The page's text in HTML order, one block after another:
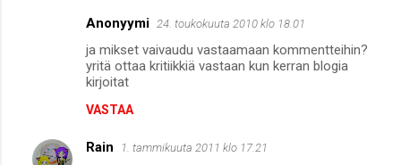
Anonyymi 24. toukokuuta 2010 klo 18.01
ja mikset vaivaudu vastaamaan kommentteihin?
yritä ottaa kritiikkiä vastaan kun kerran blogia
kirjoitat
VASTAA
Rain 1. tammikuuta 2011 klo 17.21